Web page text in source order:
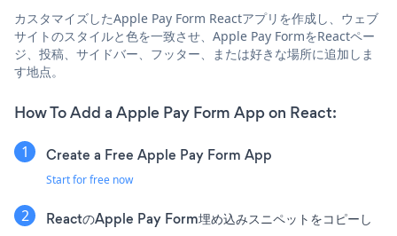
カスタマイズしたApple Pay Form Reactアプリを作成し、ウェブ
サイトのスタイルと色を一致させ、Apple Pay FormをReactペー
ジ、投稿、サイドバー、フッター、または好きな場所に追加しま
す地点。
How To Add a Apple Pay Form App on React:
Create a Free Apple Pay Form App
Start for free now
ReactのApple Pay Form埋め込みスニペットをコピーし